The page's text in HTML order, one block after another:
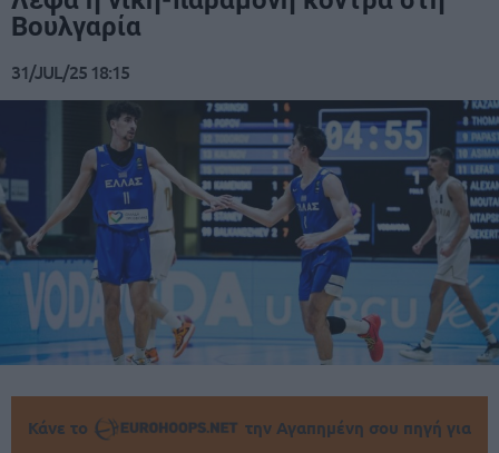
Βουλγαρία
31/JUL/25 18:15
Κάνε το
την Αγαπημένη σου πηγή για